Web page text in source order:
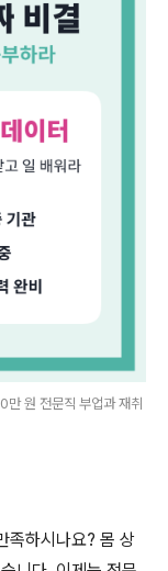
원 전문직 부업과 재취
족하시나요? 몸 상